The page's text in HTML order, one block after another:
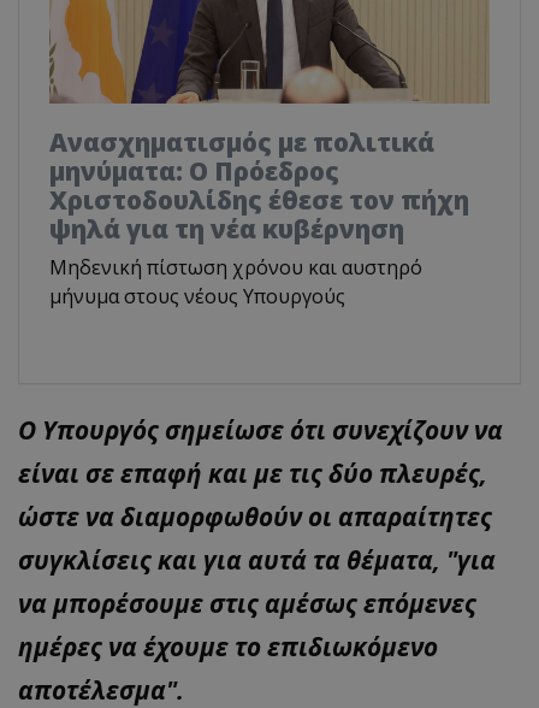
Ανασχηματισμός με πολιτικά
μηνύματα: Ο Πρόεδρος
Χριστοδουλίδης έθεσε τον πήχη
ψηλά για τη νέα κυβέρνηση
Μηδενική πίστωση χρόνου και αυστηρό
μήνυμα στους νέους Υπουργούς
Ο Υπουργός σημείωσε ότι συνεχίζουν να
είναι σε επαφή και με τις δύο πλευρές,
ώστε να διαμορφωθούν οι απαραίτητες
συγκλίσεις και για αυτά τα θέματα, "για
να μπορέσουμε στις αμέσως επόμενες
ημέρες να έχουμε το επιδιωκόμενο
αποτέλεσμα".